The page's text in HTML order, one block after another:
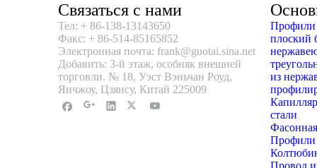
Связаться с нами
Тел: + 86-138-13143650
Факс: + 86-514-85165852
Электронная почта: frank@guotai.sina.net
Добавить: 3-й этаж, особняк внешней
торговли. № 18, Уэст Вэньчан Роуд,
Янчжоу, Цзянсу, Китай 225009
Профили
плоский
из
стали
Профили